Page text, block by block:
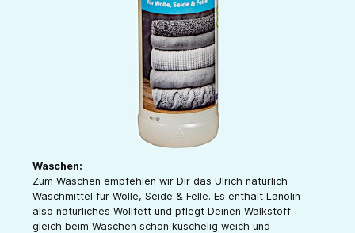
Waschen:
Zum Waschen empfehlen wir Dir das Ulrich natürlich
Waschmittel für Wolle, Seide & Felle. Es enthält Lanolin -
also natürliches Wollfett und pflegt Deinen Walkstoff
gleich beim Waschen schon kuschelig weich und